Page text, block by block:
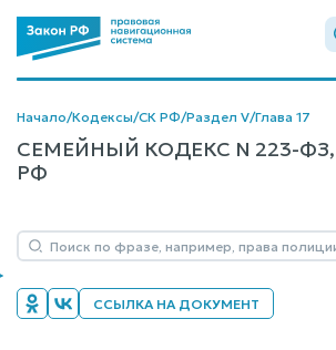
Начало/Кодексы/СК РФ/Раздел V/Глава 17
СЕМЕЙНЫЙ КОДЕКС N 223-ФЗ,
РФ
ССЫЛКА НА ДОКУМЕНТ